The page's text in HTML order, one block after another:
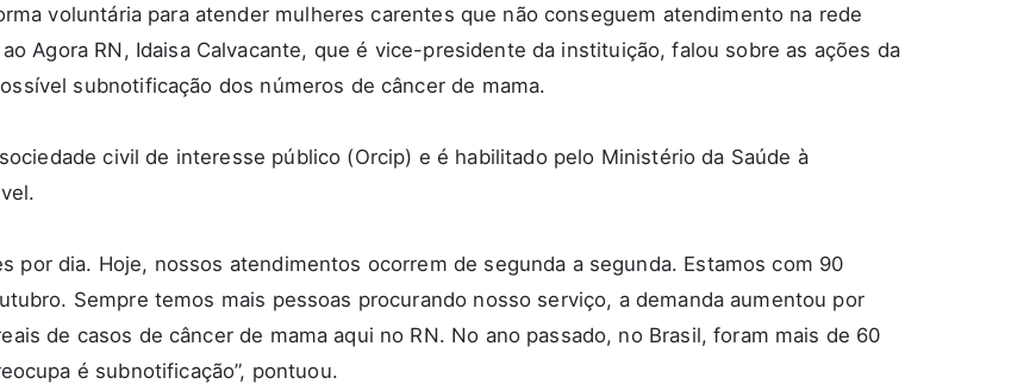
voluntária para atender mulheres carentes que não conseguem atendimento na rede
Agora RN, Idaisa Calvacante, que é vice-presidente da instituição, falou sobre as ações da
subnotificação dos números de câncer de mama.
civil de interesse público (Orcip) e é habilitado pelo Ministério da Saúde à
por dia. Hoje, nossos atendimentos ocorrem de segunda a segunda. Estamos com 90
Sempre temos mais pessoas procurando nosso serviço, a demanda aumentou por
de casos de câncer de mama aqui no RN. No ano passado, no Brasil, foram mais de 60
é subnotificação”, pontuou.